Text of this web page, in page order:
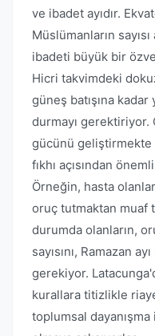
ve ibadet ayıdır.
Müslümanların
ibadeti büyük bir
Hicri takvimdeki
güneş batışına
durmayı gerektiriyor.
gücünü geliştirmekte
fıkhı açısından
Örneğin, hasta
oruç tutmaktan muaf
durumda olanların,
sayısını, Ramazan
gerekiyor.
kurallara titizlikle
toplumsal